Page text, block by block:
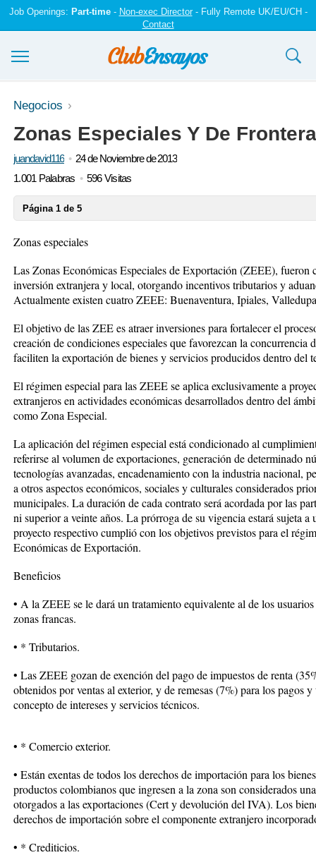
Job Openings: Part-time- Non-exec Director- Fully Remote UK/EU/CH -
Contact
Ensayos y trabajos
Registrarse
Iniciar sesión
Negocios
Zonas Especiales Y De
juandavid116
24 de Noviembre de 2013
1.001 Palabras
596 Visitas
Página 1 de 5
Zonas especiales
Las Zonas Económicas Especiales de Exportación (ZEEE), fueron
inversión extranjera y local, otorgando incentivos tributarios y
Actualmente existen cuatro ZEEE: Buenaventura, Ipiales,
El objetivo de las ZEE es atraer inversiones para fortalecer el
creación de condiciones especiales que favorezcan la
faciliten la exportación de bienes y servicios producidos dentro del
El régimen especial para las ZEEE se aplica exclusivamente a
extranjeros en actividades económicas desarrollados dentro del
como Zona Especial.
La aplicación del régimen especial está condicionado al
referirse al volumen de exportaciones, generación de determinado
tecnologías avanzadas, encadenamiento con la industria nacional,
a otros aspectos económicos, sociales y culturales considerados
municipales. La duración de cada contrato será acordada por las
ni superior a veinte años. La prórroga de su vigencia estará sujeta
proyecto respectivo cumplió con los objetivos previstos para el
Económicas de Exportación.
Beneficios
• A la ZEEE se le dará un tratamiento equivalente al de los
zonas francas.
• * Tributarios.
• Las ZEEE gozan de exención del pago de impuestos de renta
obtenidos por ventas al exterior, y de remesas (7%) para los pagos
concepto de intereses y servicios técnicos.
• * Comercio exterior.
• Están exentas de todos los derechos de importación para los
productos colombianos que ingresen a la zona son considerados
otorgados a las exportaciones (Cert y devolución del IVA). Los
derechos de importación sobre el componente extranjero
• * Crediticios.